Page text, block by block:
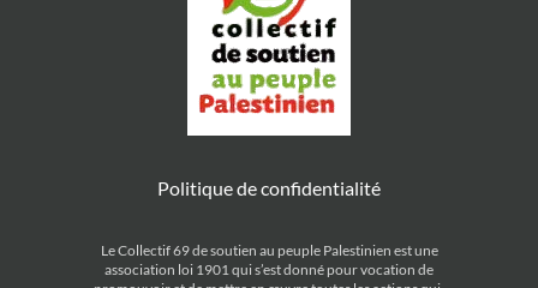
Politique de confidentialité
Le Collectif 69 de soutien au peuple Palestinien est une
association loi 1901 qui s’est donné pour vocation de